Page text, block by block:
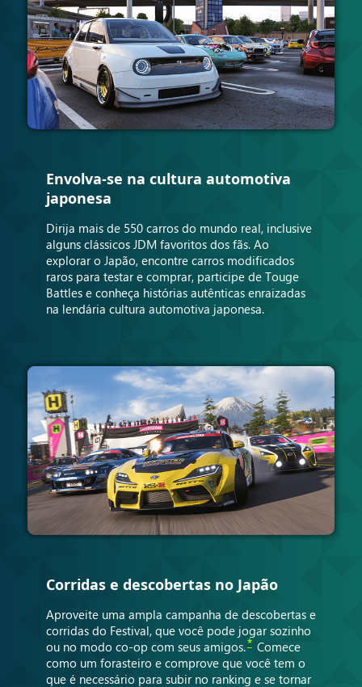
Envolva-se na cultura automotiva
japonesa
Dirija mais de 550 carros do mundo real, inclusive
alguns clássicos JDM favoritos dos fãs. Ao
explorar o Japão, encontre carros modificados
raros para testar e comprar, participe de Touge
Battles e conheça histórias autênticas enraizadas
na lendária cultura automotiva japonesa.
Corridas e descobertas no Japão
Aproveite uma ampla campanha de descobertas e
corridas do Festival, que você pode jogar sozinho
ou no modo co-op com seus amigos.* Comece
como um forasteiro e comprove que você tem o
que é necessário para subir no ranking e se tornar